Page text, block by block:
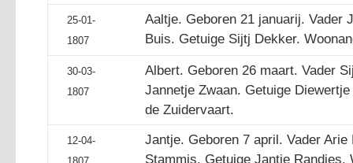
25-01-
1807
Aaltje. Geboren 21 januarij. Vader
Buis. Getuige Sijtj Dekker.
30-03-
1807
Albert. Geboren 26 maart. Vader
Jannetje Zwaan. Getuige
de Zuidervaart.
12-04-
Jantje. Geboren 7 april. Vader
Stammis. Getuige Jantje Randjes.